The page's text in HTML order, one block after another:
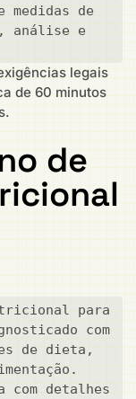
medidas de
análise e
legais
de 60 minutos
de
para
com
de dieta,
com detalhes